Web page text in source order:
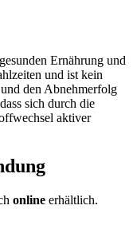
Ernährung und
und ist kein
den Abnehmerfolg
sich durch die
aktiver
online erhältlich.